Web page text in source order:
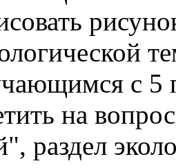
с 5
на
раздел